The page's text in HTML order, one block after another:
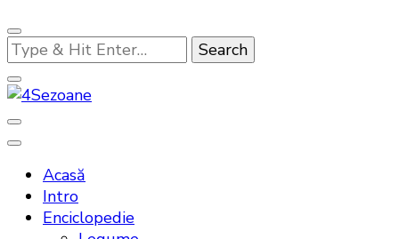
Looking
for
Something?
4Sezoane
Acasă
Intro
Enciclopedie